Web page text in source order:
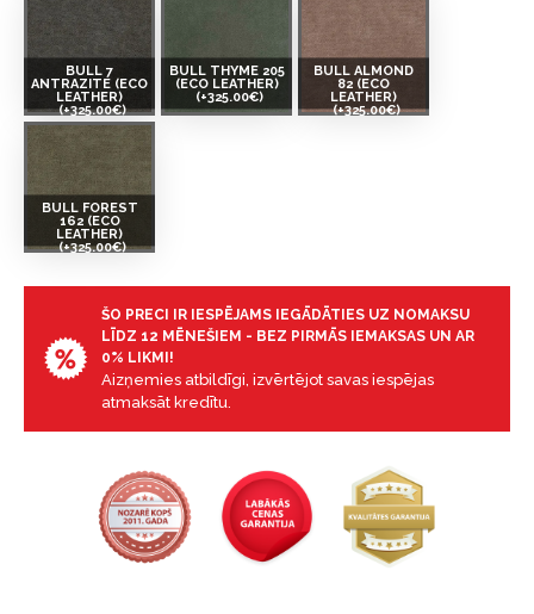
BULL 7
ANTRAZITE (ECO
LEATHER)
(+325.00€)
BULL THYME 205
(ECO LEATHER)
(+325.00€)
BULL ALMOND
82 (ECO
LEATHER)
(+325.00€)
BULL FOREST
162 (ECO
LEATHER)
(+325.00€)
ŠO PRECI IR IESPĒJAMS IEGĀDĀTIES UZ NOMAKSU
LĪDZ 12 MĒNEŠIEM - BEZ PIRMĀS IEMAKSAS UN AR
0% LIKMI!
Aizņemies atbildīgi, izvērtējot savas iespējas
atmaksāt kredītu.